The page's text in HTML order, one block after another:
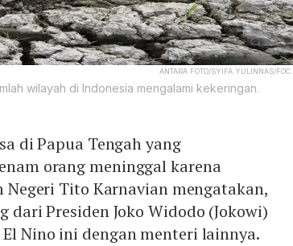
ANTARA FOTO/SYIFA YULINNAS/FOC.
wilayah di Indonesia mengalami kekeringan.
di Papua Tengah yang
orang meninggal karena
Negeri Tito Karnavian mengatakan,
dari Presiden Joko Widodo (Jokowi)
Nino ini dengan menteri lainnya.